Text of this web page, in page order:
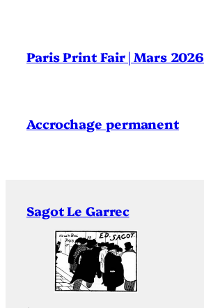
Paris Print Fair | Mars 2026
Accrochage permanent
Sagot Le Garrec